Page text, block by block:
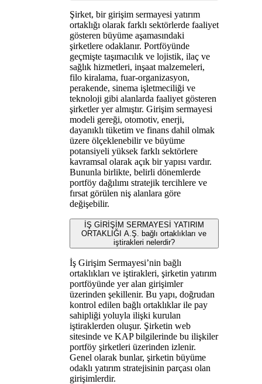
Şirket, bir girişim sermayesi yatırım
ortaklığı olarak farklı sektörlerde faaliyet
gösteren büyüme aşamasındaki
şirketlere odaklanır. Portföyünde
geçmişte taşımacılık ve lojistik, ilaç ve
sağlık hizmetleri, inşaat malzemeleri,
filo kiralama, fuar-organizasyon,
perakende, sinema işletmeciliği ve
teknoloji gibi alanlarda faaliyet gösteren
şirketler yer almıştır. Girişim sermayesi
modeli gereği, otomotiv, enerji,
dayanıklı tüketim ve finans dahil olmak
üzere ölçeklenebilir ve büyüme
potansiyeli yüksek farklı sektörlere
kavramsal olarak açık bir yapısı vardır.
Bununla birlikte, belirli dönemlerde
portföy dağılımı stratejik tercihlere ve
fırsat görülen niş alanlara göre
değişebilir.
İŞ GİRİŞİM SERMAYESİ YATIRIM
ORTAKLIĞI A.Ş. bağlı ortaklıkları ve
iştirakleri nelerdir?
İş Girişim Sermayesi’nin bağlı
ortaklıkları ve iştirakleri, şirketin yatırım
portföyünde yer alan girişimler
üzerinden şekillenir. Bu yapı, doğrudan
kontrol edilen bağlı ortaklıklar ile pay
sahipliği yoluyla ilişki kurulan
iştiraklerden oluşur. Şirketin web
sitesinde ve KAP bilgilerinde bu ilişkiler
portföy şirketleri üzerinden izlenir.
Genel olarak bunlar, şirketin büyüme
odaklı yatırım stratejisinin parçası olan
girişimlerdir.